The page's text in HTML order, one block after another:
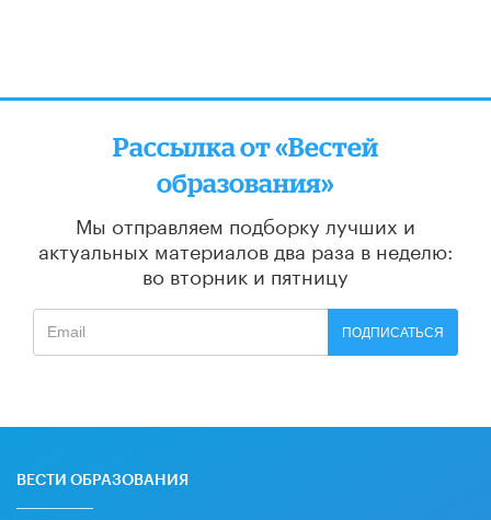
Рассылка от «Вестей
образования»
Мы отправляем подборку лучших и
актуальных материалов два раза в неделю:
во вторник и пятницу
ПОДПИСАТЬСЯ
ВЕСТИ ОБРАЗОВАНИЯ